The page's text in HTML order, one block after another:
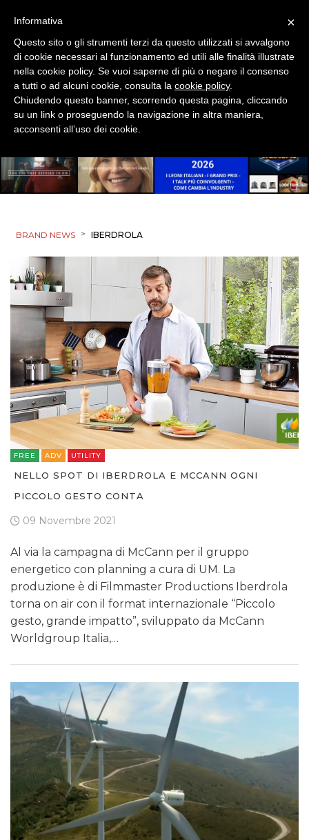
BRAND NEWS > IBERDROLA
FREE ADV UTILITY
NELLO SPOT DI IBERDROLA E MCCANN OGNI
PICCOLO GESTO CONTA
09 Novembre 2021
Al via la campagna di McCann per il gruppo
energetico con planning a cura di UM. La
produzione è di Filmmaster Productions Iberdrola
torna on air con il format internazionale “Piccolo
gesto, grande impatto”, sviluppato da McCann
Worldgroup Italia,…
×
Informativa
Questo sito o gli strumenti terzi da questo utilizzati si avvalgono
di cookie necessari al funzionamento ed utili alle finalità illustrate
nella cookie policy. Se vuoi saperne di più o negare il consenso
a tutti o ad alcuni cookie, consulta la cookie policy.
Chiudendo questo banner, scorrendo questa pagina, cliccando
su un link o proseguendo la navigazione in altra maniera,
acconsenti all’uso dei cookie.